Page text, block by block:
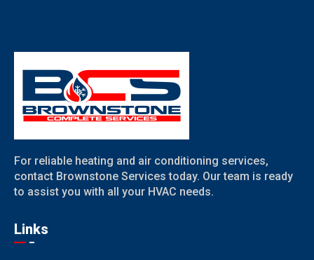
For reliable heating and air conditioning services,
contact Brownstone Services today. Our team is ready
to assist you with all your HVAC needs.
Links